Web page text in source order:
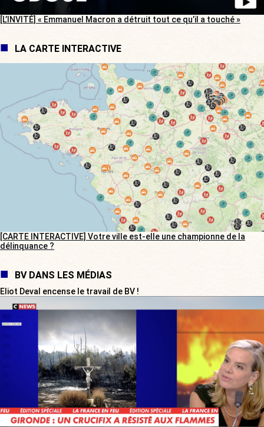
[L’INVITÉ] « Emmanuel Macron a détruit tout ce qu’il a touché »
LA CARTE INTERACTIVE
[CARTE INTERACTIVE] Votre ville est-elle une championne de la
délinquance ?
BV DANS LES MÉDIAS
Eliot Deval encense le travail de BV !